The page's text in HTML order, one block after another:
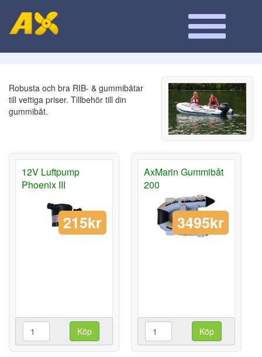
Robusta och bra RIB- & gummibåtar
till vettiga priser. Tillbehör till din
gummibåt.
12V Luftpump
Phoenix III
215kr
Köp
AxMarin Gummibåt
200
3495kr
Köp